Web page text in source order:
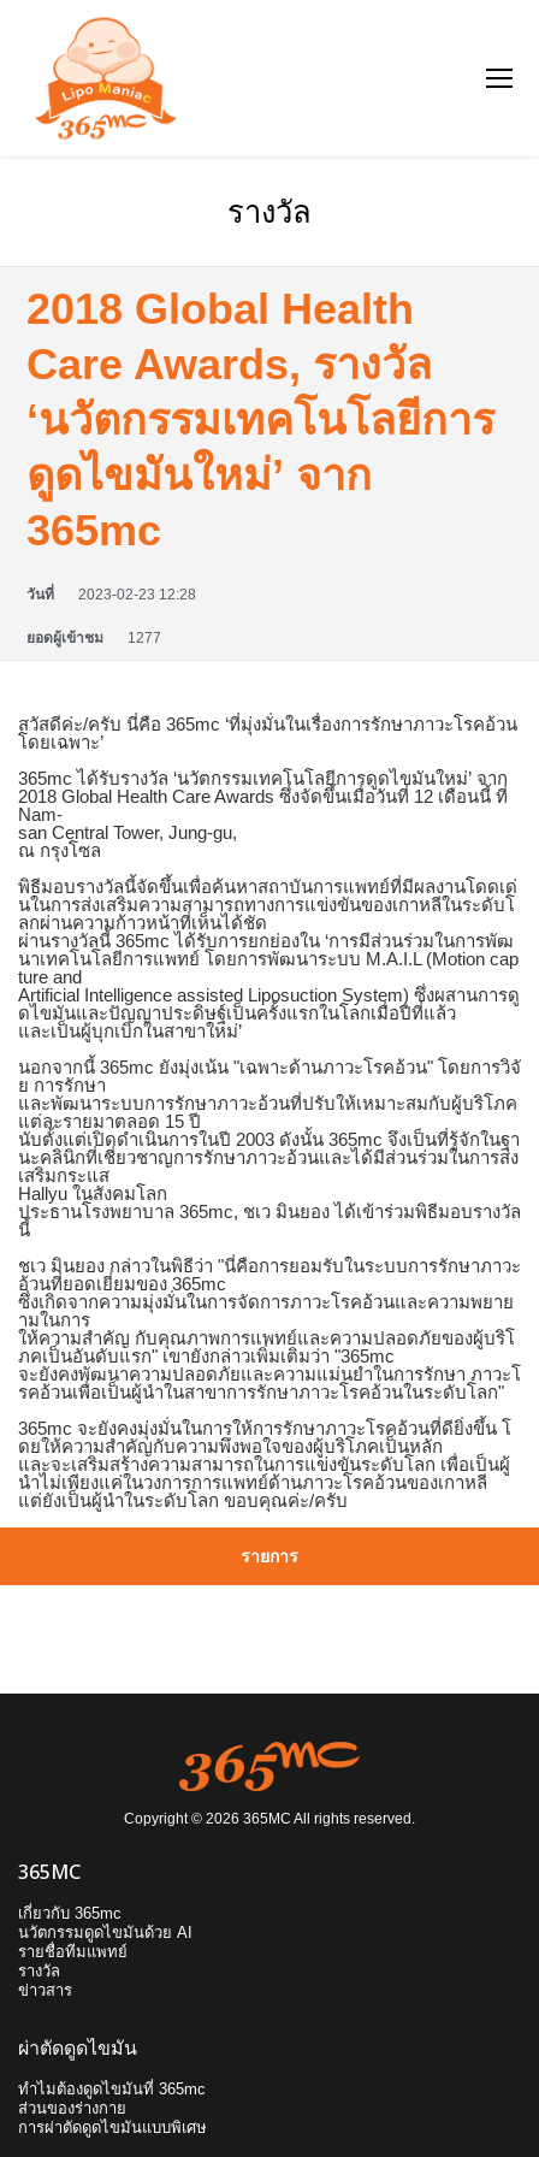
รางวัล
2018 Global Health
Care Awards, รางวัล
‘นวัตกรรมเทคโนโลยีการ
ดูดไขมันใหม่’ จาก
365mc
วันที่ 2023-02-23 12:28
ยอดผู้เข้าชม 1277
สวัสดีค่ะ/ครับ นี่คือ 365mc ‘ที่มุ่งมั่นในเรื่องการรักษาภาวะโรคอ้วน
โดยเฉพาะ’
365mc ได้รับรางวัล ‘นวัตกรรมเทคโนโลยีการดูดไขมันใหม่’ จาก
2018 Global Health Care Awards ซึ่งจัดขึ้นเมื่อวันที่ 12 เดือนนี้ ที่
Nam-
san Central Tower, Jung-gu,
ณ กรุงโซล
พิธีมอบรางวัลนี้จัดขึ้นเพื่อค้นหาสถาบันการแพทย์ที่มีผลงานโดดเด่
นในการส่งเสริมความสามารถทางการแข่งขันของเกาหลีในระดับโ
ลกผ่านความก้าวหน้าที่เห็นได้ชัด
ผ่านรางวัลนี้ 365mc ได้รับการยกย่องใน ‘การมีส่วนร่วมในการพัฒ
นาเทคโนโลยีการแพทย์ โดยการพัฒนาระบบ M.A.I.L (Motion cap
ture and
Artificial Intelligence assisted Liposuction System) ซึ่งผสานการดู
ดไขมันและปัญญาประดิษฐ์เป็นครั้งแรกในโลกเมื่อปีที่แล้ว
และเป็นผู้บุกเบิกในสาขาใหม่’
นอกจากนี้ 365mc ยังมุ่งเน้น "เฉพาะด้านภาวะโรคอ้วน" โดยการวิจั
ย การรักษา
และพัฒนาระบบการรักษาภาวะอ้วนที่ปรับให้เหมาะสมกับผู้บริโภค
แต่ละรายมาตลอด 15 ปี
นับตั้งแต่เปิดดำเนินการในปี 2003 ดังนั้น 365mc จึงเป็นที่รู้จักในฐา
นะคลินิกที่เชี่ยวชาญการรักษาภาวะอ้วนและได้มีส่วนร่วมในการส่ง
เสริมกระแส
Hallyu ในสังคมโลก
ประธานโรงพยาบาล 365mc, ชเว มินยอง ได้เข้าร่วมพิธีมอบรางวัล
นี้
ชเว มินยอง กล่าวในพิธีว่า "นี่คือการยอมรับในระบบการรักษาภาวะ
อ้วนที่ยอดเยี่ยมของ 365mc
ซึ่งเกิดจากความมุ่งมั่นในการจัดการภาวะโรคอ้วนและความพยาย
ามในการ
ให้ความสำคัญ กับคุณภาพการแพทย์และความปลอดภัยของผู้บริโ
ภคเป็นอันดับแรก" เขายังกล่าวเพิ่มเติมว่า "365mc
จะยังคงพัฒนาความปลอดภัยและความแม่นยำในการรักษา ภาวะโ
รคอ้วนเพื่อเป็นผู้นำในสาขาการรักษาภาวะโรคอ้วนในระดับโลก"
365mc จะยังคงมุ่งมั่นในการให้การรักษาภาวะโรคอ้วนที่ดียิ่งขึ้น โ
ดยให้ความสำคัญกับความพึงพอใจของผู้บริโภคเป็นหลัก
และจะเสริมสร้างความสามารถในการแข่งขันระดับโลก เพื่อเป็นผู้
นำไม่เพียงแค่ในวงการการแพทย์ด้านภาวะโรคอ้วนของเกาหลี
แต่ยังเป็นผู้นำในระดับโลก ขอบคุณค่ะ/ครับ
รายการ
Copyright © 2026 365MC All rights reserved.
365MC
เกี่ยวกับ 365mc
นวัตกรรมดูดไขมันด้วย AI
รายชื่อทีมแพทย์
รางวัล
ข่าวสาร
ผ่าตัดดูดไขมัน
ทำไมต้องดูดไขมันที่ 365mc
ส่วนของร่างกาย
การผ่าตัดดูดไขมันแบบพิเศษ